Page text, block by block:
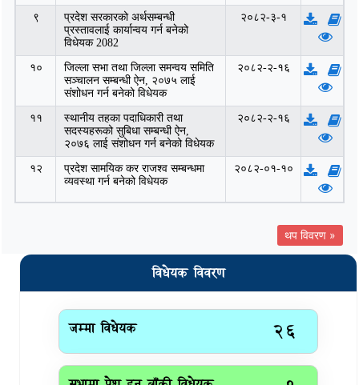
९
प्रदेश सरकारको अर्थसम्बन्धी
प्रस्तावलाई कार्यान्वय गर्न बनेको
विधेयक 2082
२०८२-३-१
१०
जिल्ला सभा तथा जिल्ला समन्वय समिति
सञ्चालन सम्बन्धी ऐन, २०७५ लाई
संशोधन गर्न बनेको विधेयक
२०८२-२-१६
११
स्थानीय तहका पदाधिकारी तथा
सदस्यहरूको सुबिधा सम्बन्धी ऐन,
२०७६ लाई संशोधन गर्न बनेको विधेयक
२०८२-२-१६
१२
प्रदेश सामयिक कर राजश्व सम्बन्धमा
व्यवस्था गर्न बनेको विधेयक
२०८२-०१-१०
थप विवरण »
विधेयक विवरण
जम्मा विधेयक २६